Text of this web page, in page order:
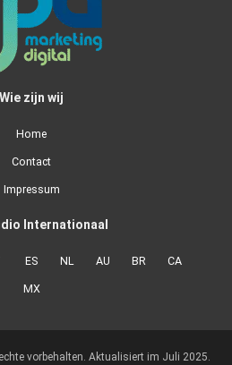
Wie zijn wij
Home
Contact
Impressum
Internationaal
ES NL AU BR CA
MX
vorbehalten. Aktualisiert im Juli 2025.